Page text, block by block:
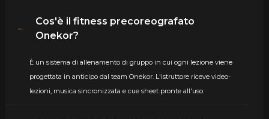
Cos'è il fitness precoreografato
Onekor?
È un sistema di allenamento di gruppo in cui ogni lezione viene
progettata in anticipo dal team Onekor. L'istruttore riceve video-
lezioni, musica sincronizzata e cue sheet pronte all'uso.